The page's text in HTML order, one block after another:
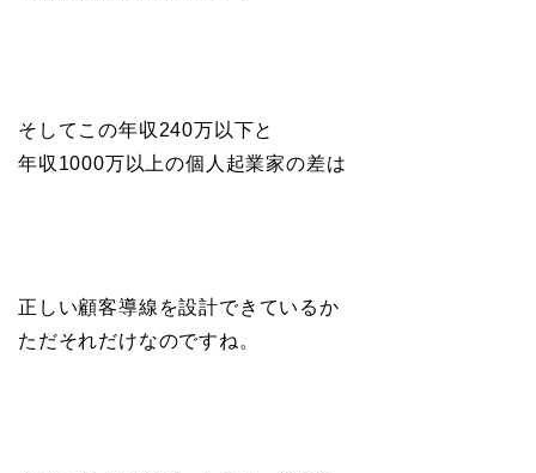
そしてこの年収240万以下と
年収1000万以上の個人起業家の差は
正しい顧客導線を設計できているか
ただそれだけなのですね。